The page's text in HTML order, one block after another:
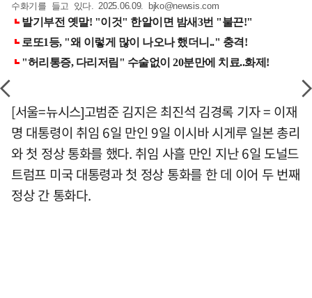
수화기를 들고 있다. 2025.06.09.
bjko@newsis.com
[서울=뉴시스]고범준 김지은 최진석 김경록 기자 = 이재
명 대통령이 취임 6일 만인 9일 이시바 시게루 일본 총리
와 첫 정상 통화를 했다. 취임 사흘 만인 지난 6일 도널드
트럼프 미국 대통령과 첫 정상 통화를 한 데 이어 두 번째
정상 간 통화다.